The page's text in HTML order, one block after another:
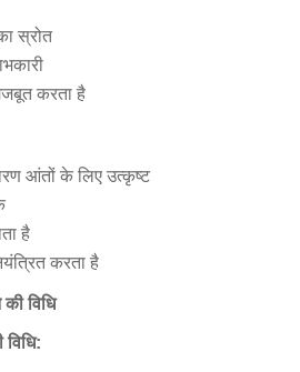
स्रोत
करता है
आंतों के लिए उत्कृष्ट
है
करता है
की विधि
विधि: